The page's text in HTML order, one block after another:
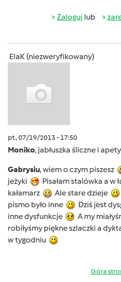
Zaloguj lub
ElaK (niezweryfikowany)
pt., 07/19/2013 - 17:50
Moniko, jabłuszka śliczne i
Gabrysiu, wiem o czym piszesz
jeżyki
Pisałam stalówka a w
kałamarz
Ale stare dzieje
pismo było inne
Dziś jest
inne dysfunkcje
A my
robiłyśmy piękne szlaczki a
w tygodniu
Góra